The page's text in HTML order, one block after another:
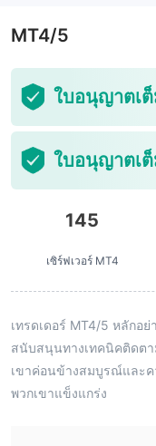
MT4/5
ใบอนุญาตเ
ใบอนุญาตเ
145
เซิร์ฟเวอร์ MT4
เทรดเดอร์ MT4/5 หลักอ
สนับสนุนทางเทคนิคติดตา
เขาค่อนข้างสมบูรณ์และค
พวกเขาแข็งแกร่ง